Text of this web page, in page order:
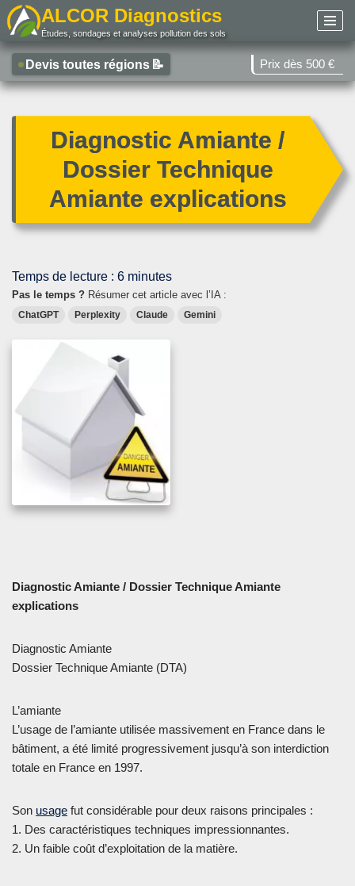
au
contenu
ALCOR Diagnostics
Études, sondages et analyses pollution des sols
Devis toutes régions 📝 Prix dès 500 €
Diagnostic Amiante /
Dossier Technique
Amiante explications
Temps de lecture : 6 minutes
Pas le temps ? Résumer cet article avec l’IA :
ChatGPT Perplexity Claude Gemini
Diagnostic Amiante / Dossier Technique Amiante
explications
Diagnostic Amiante
Dossier Technique Amiante (DTA)
L’amiante
L’usage de l’amiante utilisée massivement en France dans le
bâtiment, a été limité progressivement jusqu’à son interdiction
totale en France en 1997.
Son usage fut considérable pour deux raisons principales :
1. Des caractéristiques techniques impressionnantes.
2. Un faible coût d’exploitation de la matière.